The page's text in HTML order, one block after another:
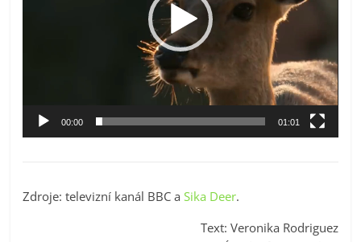
00:00 01:01
Zdroje: televizní kanál BBC aSika Deer.
Text: Veronika Rodriguez